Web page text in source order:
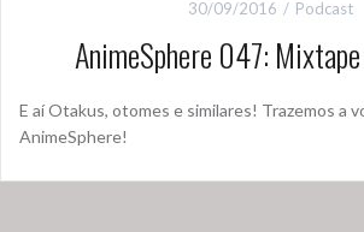
30/09/2016 Podcast
AnimeSphere 047:
E aí Otakus, otomes e similares! Trazemos a
AnimeSphere!